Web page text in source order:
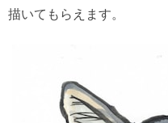
描いてもらえます。